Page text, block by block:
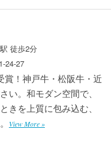
徒歩2分
24-27
賞！神戸牛・松阪牛・近
い。和モダン空間で、
きを上質に包み込む、
View More »